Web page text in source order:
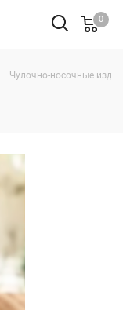
0
- Чулочно-носочные